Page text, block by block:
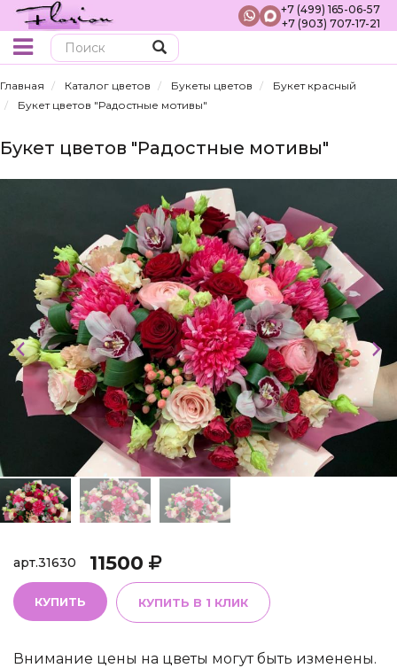
+7 (499) 165-06-57
+7 (903) 707-17-21
Главная Каталог цветов Букеты цветов
Букет красный
Букет цветов "Радостные мотивы"
Букет цветов "Радостные мотивы"
арт.31630 11500
КУПИТЬ КУПИТЬ В 1 КЛИК
Внимание цены на цветы могут быть изменены.